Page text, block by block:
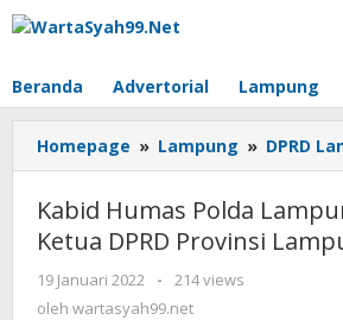
Lewati
ke
Beranda
Advertorial Lampung
Homepage » Lampung » DPRD
Kabid Humas Polda
Ketua DPRD Provinsi
19 Januari 2022
oleh
wartasyah99.net
-
214 views
oleh wartasyah99.net